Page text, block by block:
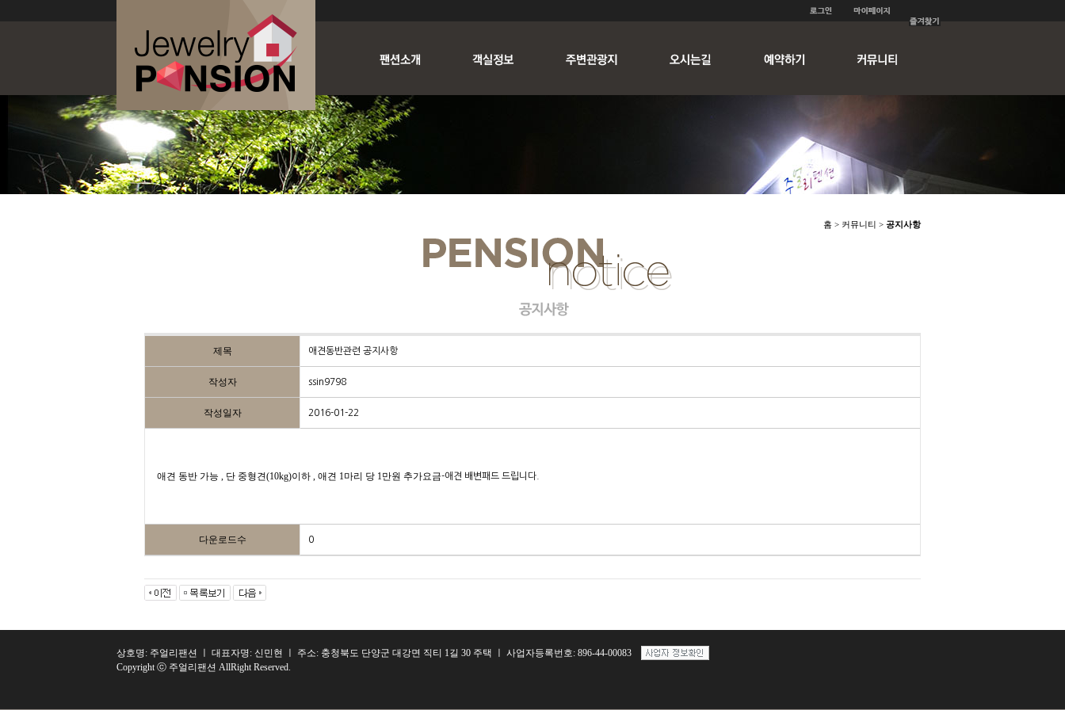
홈 > 커뮤니티 > 공지사항
제목 애견동반관련 공지사항
작성자 ssin9798
작성일자 2016-01-22
애견 동반 가능 , 단 중형견(10kg)이하 , 애견 1마리 당 1만원 추가요금-애견 배변패드 드립니다.
다운로드수 0
상호명: 주얼리팬션 ㅣ 대표자명: 신민현 ㅣ 주소: 충청북도 단양군 대강면 직티 1길 30 주택 ㅣ 사업자등록번호: 896-44-00083
Copyright ⓒ 주얼리팬션 AllRight Reserved.